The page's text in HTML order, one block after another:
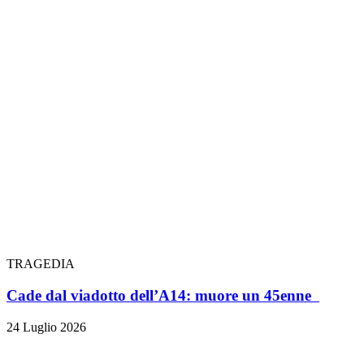
TRAGEDIA
Cade dal viadotto dell’A14: muore un 45enne
24 Luglio 2026